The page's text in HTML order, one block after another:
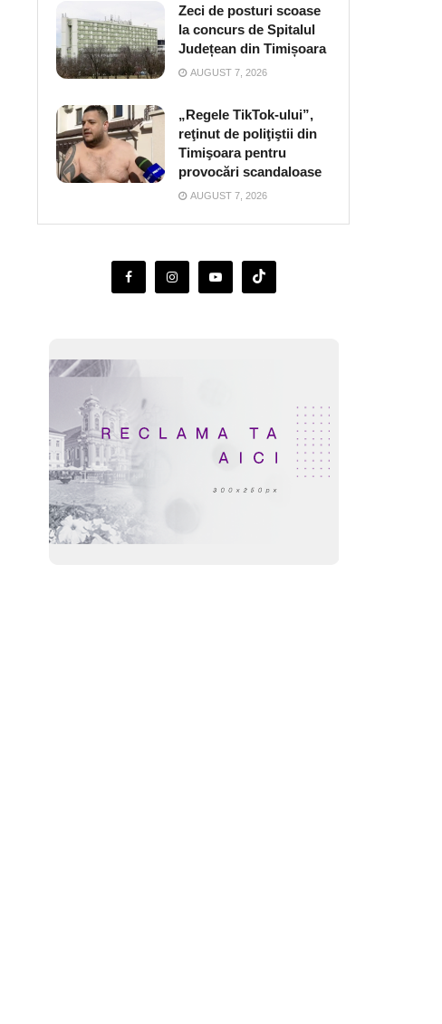
Zeci de posturi scoase
la concurs de Spitalul
Județean din Timișoara
AUGUST 7, 2026
„Regele TikTok-ului”,
reţinut de poliţiştii din
Timişoara pentru
provocări scandaloase
AUGUST 7, 2026